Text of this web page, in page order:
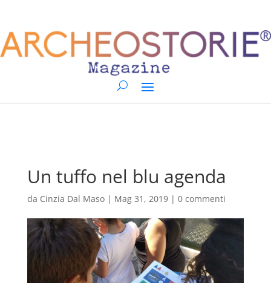
Un tuffo nel blu agenda
da Cinzia Dal Maso| Mag 31, 2019| 0 commenti